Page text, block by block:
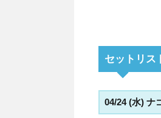
セットリス
04/24 (水) ナ